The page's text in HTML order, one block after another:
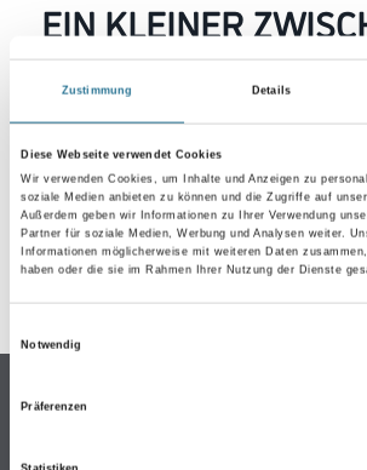
Zustimmung Details
Diese Webseite verwendet Cookies
Wir verwenden Cookies, um Inhalte und Anzeigen zu
soziale Medien anbieten zu können und die Zugriffe auf
Außerdem geben wir Informationen zu Ihrer Verwendung
Partner für soziale Medien, Werbung und Analysen weiter.
Informationen möglicherweise mit weiteren Daten
haben oder die sie im Rahmen Ihrer Nutzung der Dienste
Notwendig
Präferenzen
EIN KLEINER
IST
Keine Sorge, wir pinseln schon an
werden das Problem so schnell wie
Erkunden Sie in der Zwischenzeit
und lassen Sie sich
ZURÜCK ZUM ONLINE-
Online-Shop